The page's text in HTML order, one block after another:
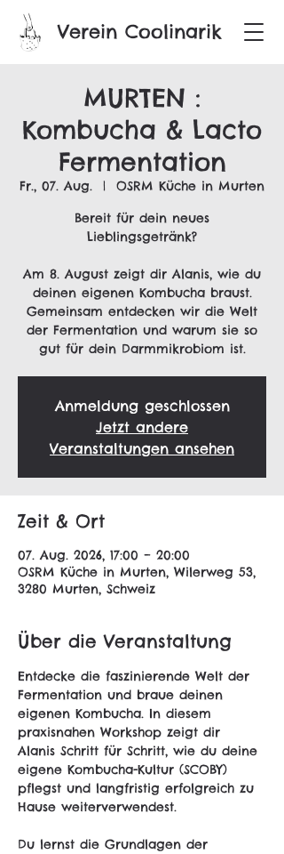
Verein Coolinarik
MURTEN :
Kombucha & Lacto
Fermentation
Fr., 07. Aug.
  |
OSRM Küche in Murten
Bereit für dein neues
Lieblingsgetränk?
Am 8. August zeigt dir Alanis, wie du
deinen eigenen Kombucha braust.
Gemeinsam entdecken wir die Welt
der Fermentation und warum sie so
gut für dein Darmmikrobiom ist.
Anmeldung geschlossen
Jetzt andere
Veranstaltungen ansehen
Zeit & Ort
07. Aug. 2026, 17:00 – 20:00
OSRM Küche in Murten, Wilerweg 53,
3280 Murten, Schweiz
Über die Veranstaltung
Entdecke die faszinierende Welt der
Fermentation und braue deinen
eigenen Kombucha. In diesem
praxisnahen Workshop zeigt dir
Alanis Schritt für Schritt, wie du deine
eigene Kombucha-Kultur (SCOBY)
pflegst und langfristig erfolgreich zu
Hause weiterverwendest.
Du lernst die Grundlagen der